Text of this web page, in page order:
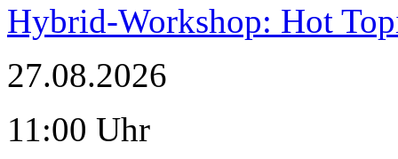
Hybrid-Workshop: Hot
27.08.2026
11:00 Uhr